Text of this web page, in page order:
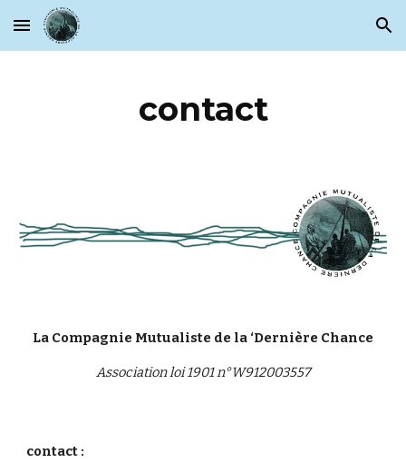
Skip to main content Skip to navigation
contact
La Compagnie Mutualiste de la ‘Dernière Chance
Association loi 1901 n°W912003557
contact :